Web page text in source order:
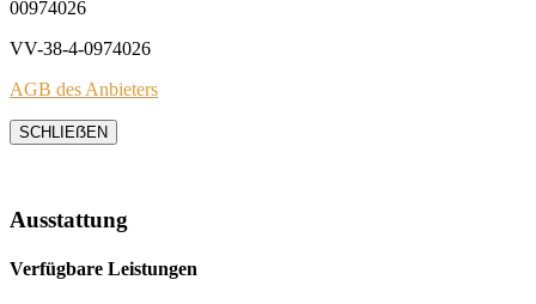
00974026
VV-38-4-0974026
AGB des Anbieters
SCHLIEẞEN
Ausstattung
Verfügbare Leistungen